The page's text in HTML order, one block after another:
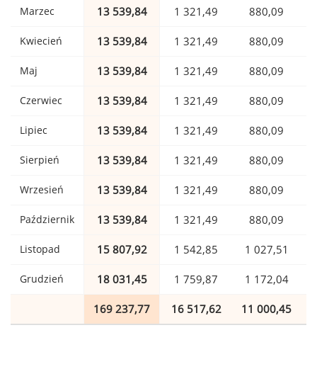
Marzec 13 539,84 1 321,49 880,09
Kwiecień 13 539,84 1 321,49 880,09
Maj 13 539,84 1 321,49 880,09
Czerwiec 13 539,84 1 321,49 880,09
Lipiec 13 539,84 1 321,49 880,09
Sierpień 13 539,84 1 321,49 880,09
Wrzesień 13 539,84 1 321,49 880,09
Październik 13 539,84 1 321,49 880,09
Listopad 15 807,92 1 542,85 1 027,51
Grudzień 18 031,45 1 759,87 1 172,04
169 237,77 16 517,62 11 000,45